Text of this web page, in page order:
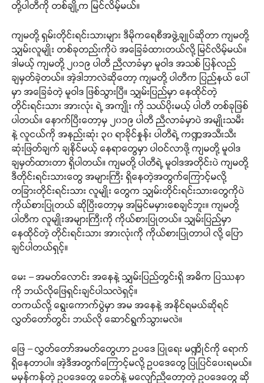
တို့ပါတီကို တစ်ချို့က မြင်လိမ့်မယ်။
ကျမတို့ ရှမ်းတိုင်းရင်းသားများ ဒီမိုကရေစီအဖွဲ့ချုပ်ဆိုတာ ကျမတို့
သျှမ်းလူမျိုး တစ်ခုတည်းကိုပဲ အခြေခံထားတယ်လို့ မြင်လိမ့်မယ်။
ဒါမယ့် ကျမတို့ ၂၀၁၉ ပါတီ ညီလာခံမှာ မူဝါဒ အသစ် ပြန်လည်
ချမှတ်ခဲ့တယ်။ အဲ့ဒါဘာလဲဆိုတော့ ကျမတို့ ပါတီက ပြည်နယ် ပေါ်
မှာ အခြေခံတဲ့ မူဝါဒ ဖြစ်သွားပြီ။ သျှမ်းပြည်မှာ နေထိုင်တဲ့
တိုင်းရင်းသား အားလုံး ရဲ့ အကျိုး ကို သယ်ပိုးမယ့် ပါတီ တစ်ခုဖြစ်
ပါတယ်။ နောက်ပြီးတော့မှ ၂၀၁၉ ပါတီ ညီလာခံမှာပဲ အမျိုးသမီး
နဲ့ လူငယ်ကို အနည်းဆုံး ၃၀ ရာခိုင်နှုန်း ပါတီရဲ့ ကဏ္ဍအသီးသီး
ဆုံးဖြတ်ချက် ချနိုင်မယ့် နေရာတွေမှာ ပါဝင်လာဖို့ ကျမတို့ မူဝါဒ
ချမှတ်ထားတာ ရှိပါတယ်။ ကျမတို့ ပါတီရဲ့ မူဝါဒအတိုင်းပဲ ကျမတို့
ဒီတိုင်းရင်းသားတွေ အများကြီး ရှိနေတဲ့အတွက်ကြောင့်မလို့
တခြားတိုင်းရင်းသား လူမျိုး တွေက သျှမ်းတိုင်းရင်းသားတွေကိုပဲ
ကိုယ်စားပြုတယ် ဆိုပြီးတော့မှ အမြင်မမှားစေချင်ဘူး။ ကျမတို့
ပါတီက လူမျိုးအများကြီးကို ကိုယ်စားပြုတယ်။ သျှမ်းပြည်မှာ
နေထိုင်တဲ့ တိုင်းရင်းသား အားလုံးကို ကိုယ်စားပြုတာပါ လို့ ပြော
ချင်ပါတယ်ရှင့်။
မေး – အမတ်လောင်း အနေနဲ့ သျှမ်းပြည်တွင်းရှိ အဓိက ပြဿနာ
ကို ဘယ်လိုဖြေရှင်းချင်ပါသလဲရှင့်။
တကယ်လို့ ရွေးကောက်ပွဲမှာ အမ အနေနဲ့ အနိုင်ရမယ်ဆိုရင်
လွှတ်တော်တွင်း ဘယ်လို ဆောင်ရွက်သွားမလဲ။
ဖြေ – လွှတ်တော်အမတ်တွေဟာ ဥပဒေ ပြုရေး မဏ္ဍိုင်ကို ရောက်
ရှိနေတာပါ။ အဲ့ဒီအတွက်ကြောင့်မလို့ ဥပဒေတွေ ပြုပြင်ပေးရမယ်။
မမှန်ကန်တဲ့ ဥပဒေတွေ ခေတ်နဲ့ မလျော်ညီတော့တဲ့ ဥပဒေတွေ ဆို